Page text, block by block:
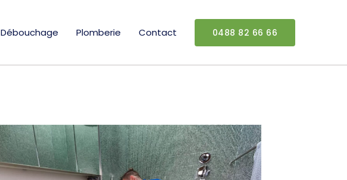
Débouchage Plomberie Contact 0488 82 66 66